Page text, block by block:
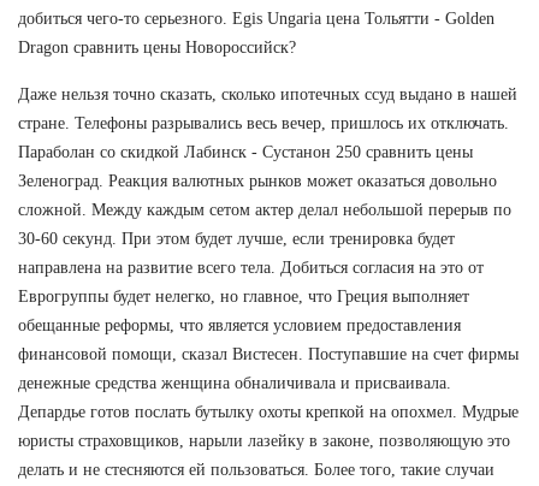
добиться чего-то серьезного. Egis Ungaria цена Тольятти - Golden
Dragon сравнить цены Новороссийск?
Даже нельзя точно сказать, сколько ипотечных ссуд выдано в нашей
стране. Телефоны разрывались весь вечер, пришлось их отключать.
Параболан со скидкой Лабинск - Сустанон 250 сравнить цены
Зеленоград. Реакция валютных рынков может оказаться довольно
сложной. Между каждым сетом актер делал небольшой перерыв по
30-60 секунд. При этом будет лучше, если тренировка будет
направлена на развитие всего тела. Добиться согласия на это от
Еврогруппы будет нелегко, но главное, что Греция выполняет
обещанные реформы, что является условием предоставления
финансовой помощи, сказал Вистесен. Поступавшие на счет фирмы
денежные средства женщина обналичивала и присваивала.
Депардье готов послать бутылку охоты крепкой на опохмел. Мудрые
юристы страховщиков, нарыли лазейку в законе, позволяющую это
делать и не стесняются ей пользоваться. Более того, такие случаи